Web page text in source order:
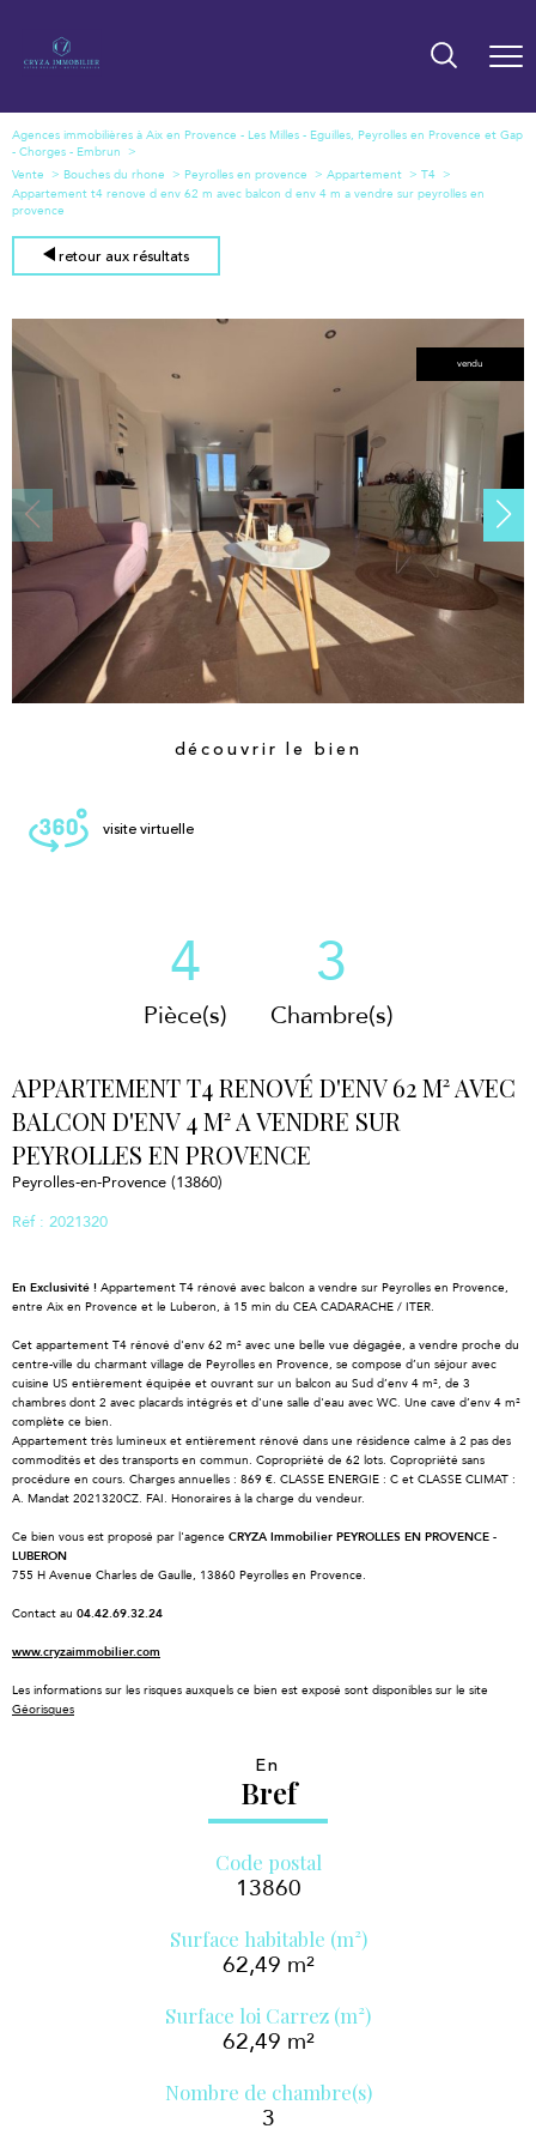
Agences immobilières à Aix en Provence - Les Milles - Eguilles, Peyrolles en Provence et Gap
- Chorges - Embrun
Vente
Bouches du rhone Peyrolles en provence Appartement
T4
Appartement t4 renove d env 62 m avec balcon d env 4 m a vendre sur peyrolles en
provence
retour aux résultats
vendu
découvrir le bien
visite virtuelle
4
Pièce(s)
3
Chambre(s)
APPARTEMENT T4 RENOVÉ D'ENV 62 M² AVEC
BALCON D'ENV 4 M² A VENDRE SUR
PEYROLLES EN PROVENCE
Peyrolles-en-Provence (13860)
Réf : 2021320
En Exclusivité ! Appartement T4 rénové avec balcon a vendre sur Peyrolles en Provence,
entre Aix en Provence et le Luberon, à 15 min du CEA CADARACHE / ITER.
Cet appartement T4 rénové d'env 62 m² avec une belle vue dégagée, a vendre proche du
centre-ville du charmant village de Peyrolles en Provence, se compose d’un séjour avec
cuisine US entièrement équipée et ouvrant sur un balcon au Sud d’env 4 m², de 3
chambres dont 2 avec placards intégrés et d'une salle d'eau avec WC. Une cave d’env 4 m²
complète ce bien.
Appartement très lumineux et entièrement rénové dans une résidence calme à 2 pas des
commodités et des transports en commun. Copropriété de 62 lots. Copropriété sans
procédure en cours. Charges annuelles : 869 €. CLASSE ENERGIE : C et CLASSE CLIMAT :
A. Mandat 2021320CZ. FAI. Honoraires à la charge du vendeur.
Ce bien vous est proposé par l'agence CRYZA Immobilier PEYROLLES EN PROVENCE -
LUBERON
755 H Avenue Charles de Gaulle, 13860 Peyrolles en Provence.
Contact au 04.42.69.32.24
www.cryzaimmobilier.com
Les informations sur les risques auxquels ce bien est exposé sont disponibles sur le site
Géorisques
En
Bref
Code postal
13860
Surface habitable (m²)
62,49 m²
Surface loi Carrez (m²)
62,49 m²
Nombre de chambre(s)
3